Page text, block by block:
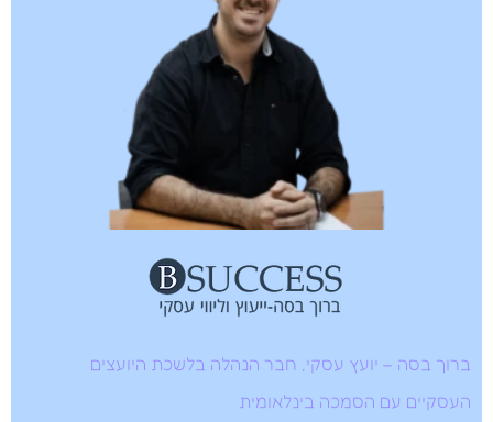
ברוך בסה – יועץ עסקי, חבר הנהלה בלשכת היועצים
העסקיים עם הסמכה בינלאומית